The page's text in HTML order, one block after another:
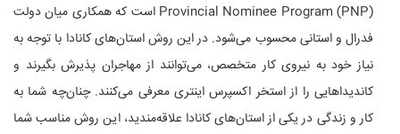
Provincial Nominee Program (PNP) است که همکاری میان دولت
فدرال و استانی محسوب می‌شود. در این روش استان‌های کانادا با توجه به
نیاز خود به نیروی کار متخصص، می‌توانند از مهاجران پذیرش بگیرند و
کاندیداهایی را از استخر اکسپرس اینتری معرفی می‌کنند. چنان‌چه شما به
کار و زندگی در یکی از استان‌های کانادا علاقه‌مندید، این روش مناسب شما